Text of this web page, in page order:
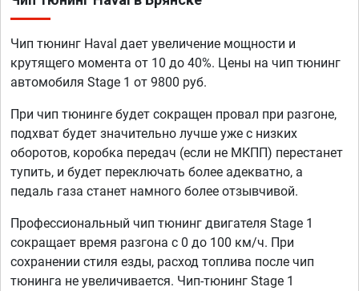
Чип тюнинг Haval дает увеличение мощности и
крутящего момента от 10 до 40%. Цены на чип тюнинг
автомобиля Stage 1 от 9800 руб.
При чип тюнинге будет сокращен провал при разгоне,
подхват будет значительно лучше уже с низких
оборотов, коробка передач (если не МКПП) перестанет
тупить, и будет переключать более адекватно, а
педаль газа станет намного более отзывчивой.
Профессиональный чип тюнинг двигателя Stage 1
сокращает время разгона с 0 до 100 км/ч. При
сохранении стиля езды, расход топлива после чип
тюнинга не увеличивается. Чип-тюнинг Stage 1